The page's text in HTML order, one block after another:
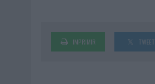
IMPRIMIR TWEET